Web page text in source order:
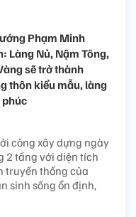
Phạm Minh
Làng Nủ, Nậm Tông,
sẽ trở thành
thôn kiểu mẫu, làng
phúc
công xây dựng ngày
2 tầng với diện tích
truyền thống của
sinh sống ổn định,